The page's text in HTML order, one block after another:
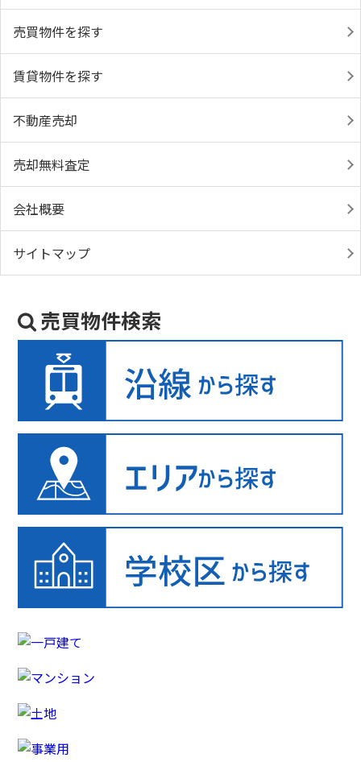
売買物件を探す
賃貸物件を探す
不動産売却
売却無料査定
会社概要
サイトマップ
売買物件検索